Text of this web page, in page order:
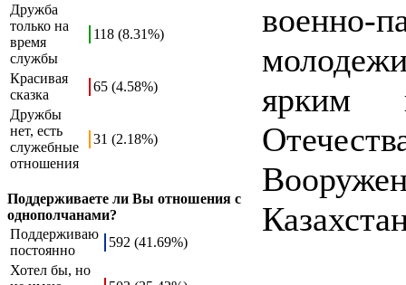
Дружба
только на
время
службы
118 (8.31%)
Красивая
сказка
65 (4.58%)
Дружбы
нет, есть
служебные
отношения
31 (2.18%)
Поддерживаете ли Вы отношения с
однополчанами?
Поддерживаю
постоянно
592 (41.69%)
Хотел бы, но
военно-
ярким